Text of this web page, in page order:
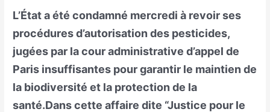
L’État a été condamné mercredi à revoir ses
procédures d’autorisation des pesticides,
jugées par la cour administrative d’appel de
Paris insuffisantes pour garantir le maintien de
la biodiversité et la protection de la
santé.Dans cette affaire dite “Justice pour le